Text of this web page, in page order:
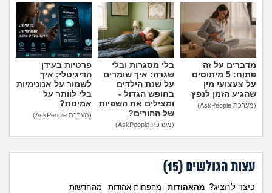
יוקר המחיה
גאווה
הוספת טיפ
מדברים על זה
פתוח: 5 מיתוסים
על צעצועי מין
שהגיע הזמן לנפץ
(מערכת AskPeople)
בלי מסגרות ובלי
שגרה: איך שומרים
על שנת הילדים
בחופש הגדול -
ומצילים את השפיות
של ההורים?
(מערכת AskPeople)
פרטיות בעידן
הדיגיטלי: איך
לשמור על אנונימיות
בלי לוותר על
אמינות?
(מערכת AskPeople)
עצות הגולשים (15
)
כיצד להציג? מהאהודות מהפחות אהודות מהחדשות